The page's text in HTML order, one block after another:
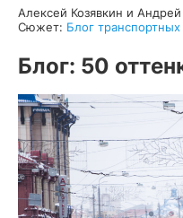
Алексей Козявкин и
Сюжет: Блог
Блог: 50